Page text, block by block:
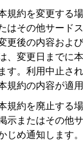
規約を変更する
はその他サード
更後の内容およ
、変更日までに
す。利用中止さ
規約の内容が適用
規約を廃止する
示またはその他
じめ通知します。